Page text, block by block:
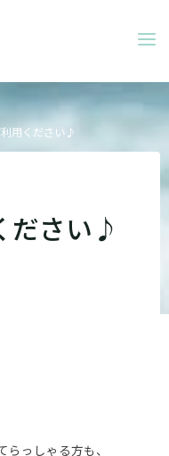
用ください♪
ださい♪
らっしゃる方も、